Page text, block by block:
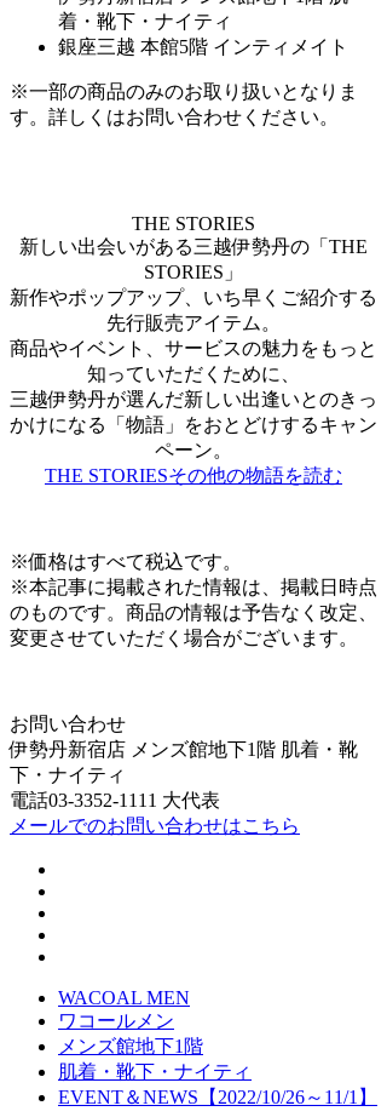
着・靴下・ナイティ
銀座三越 本館5階 インティメイト
※一部の商品のみのお取り扱いとなりま
す。詳しくはお問い合わせください。
THE STORIES
新しい出会いがある三越伊勢丹の「THE
STORIES」
新作やポップアップ、いち早くご紹介する
先行販売アイテム。
商品やイベント、サービスの魅力をもっと
知っていただくために、
三越伊勢丹が選んだ新しい出逢いとのきっ
かけになる「物語」をおとどけするキャン
ペーン。
THE STORIESその他の物語を読む
※価格はすべて税込です。
※本記事に掲載された情報は、掲載日時点
のものです。商品の情報は予告なく改定、
変更させていただく場合がございます。
お問い合わせ
伊勢丹新宿店 メンズ館地下1階 肌着・靴
下・ナイティ
電話03-3352-1111 大代表
メールでのお問い合わせはこちら
WACOAL MEN
ワコールメン
メンズ館地下1階
肌着・靴下・ナイティ
EVENT＆NEWS【2022/10/26～11/1】